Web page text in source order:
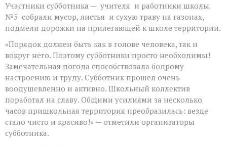
Участники субботника — учителя и работники школы
№5 собрали мусор, листья и сухую траву на газонах,
подмели дорожки на прилегающей к школе территории.
«Порядок должен быть как в голове человека, так и
вокруг него. Поэтому субботники просто необходимы!
Замечательная погода способствовала бодрому
настроению и труду. Субботник прошел очень
воодушевленно и активно. Школьный коллектив
поработал на славу. Общими усилиями за несколько
часов пришкольная территория преобразилась: везде
стало чисто и красиво!» — отметили организаторы
субботника.